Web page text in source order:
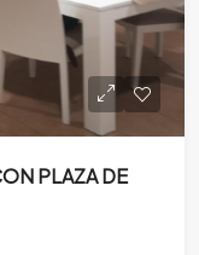
PLAZA DE